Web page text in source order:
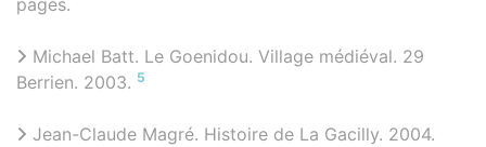
pages.
Michael Batt. Le Goenidou. Village médiéval. 29
Berrien. 2003. 5
Jean-Claude Magré. Histoire de La Gacilly. 2004.